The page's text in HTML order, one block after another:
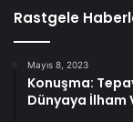
Rastgele
Mayıs 8, 2023
Konuşma:
Dünyaya İlham